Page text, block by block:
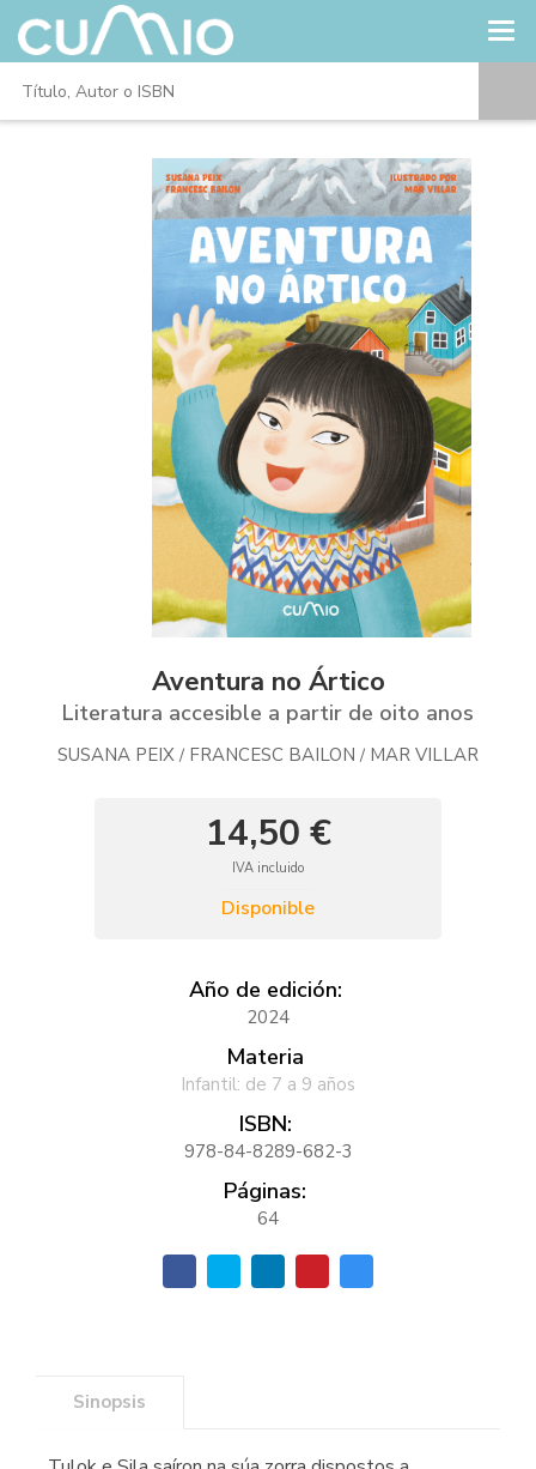
Aventura no Ártico
Literatura accesible a partir de oito anos
SUSANA PEIX / FRANCESC BAILON / MAR VILLAR
14,50 €
IVA incluido
Disponible
Año de edición:
2024
Materia
Infantil: de 7 a 9 años
ISBN:
978-84-8289-682-3
Páginas:
64
Sinopsis